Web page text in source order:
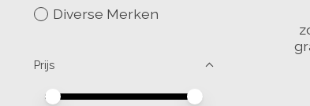
Diverse Merken
Prijs
Minimale prijswaarde
Price maximum value